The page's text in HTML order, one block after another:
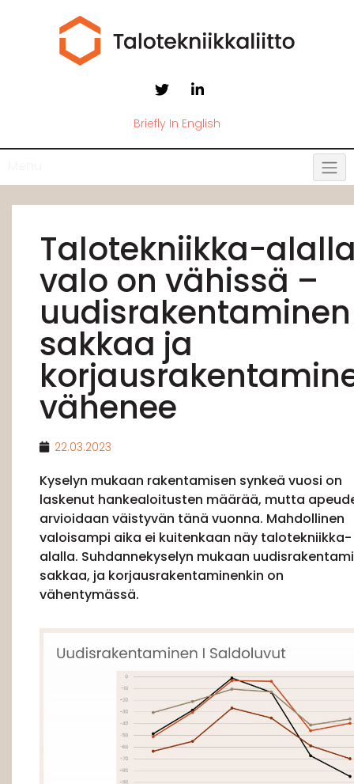
Briefly In English
Talotekniikka-
valo on vähissä –
uudisrakentaminen
sakkaa ja
vähenee
22.03.2023
Kyselyn mukaan rakentamisen synkeä vuosi on
laskenut hankealoitusten määrää, mutta
arvioidaan väistyvän tänä vuonna. Mahdollinen
valoisampi aika ei kuitenkaan näy talotekniikka-
alalla. Suhdannekyselyn mukaan
sakkaa, ja korjausrakentaminenkin on
vähentymässä.